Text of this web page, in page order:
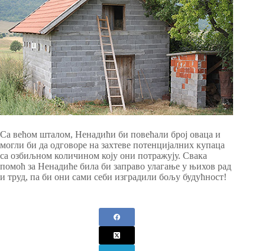
Са већом шталом, Ненадићи би повећали број оваца и
могли би да одговоре на захтеве потенцијалних купаца
са озбиљном количином коју они потражују. Свака
помоћ за Ненадиће била би заправо улагање у њихов рад
и труд, па би они сами себи изградили бољу будућност!